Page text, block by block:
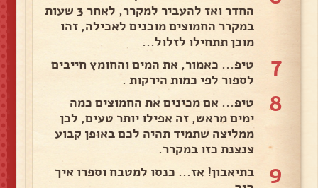
החדר ואז להעביר למקרר, לאחר 3 שעות
במקרר החמוצים מוכנים לאכילה, זהו
מוכן תתחילו לזלול...
7
טיפ... כאמור, את המים והחומץ חייבים
לספור לפי כמות הירקות .
8
טיפ... אם מכינים את החמוצים כמה
ימים מראש, זה אפילו יותר טעים, לכן
ממליצה שתמיד תהיה לכם באופן קבוע
צנצנת כזו במקרר.
9
בתיאבון! אז... כנסו למטבח וספרו איך